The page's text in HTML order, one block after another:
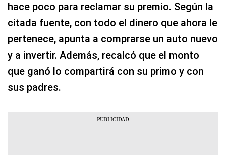
hace poco para reclamar su premio. Según la
citada fuente, con todo el dinero que ahora le
pertenece, apunta a comprarse un auto nuevo
y a invertir. Además, recalcó que el monto
que ganó lo compartirá con su primo y con
sus padres.